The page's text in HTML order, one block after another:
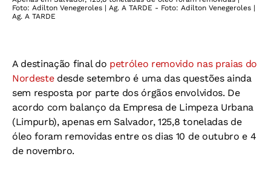
Foto: Adilton Venegeroles | Ag. A TARDE - Foto: Adilton Venegeroles |
Ag. A TARDE
A destinação final do petróleo removido nas praias do
Nordeste desde setembro é uma das questões ainda
sem resposta por parte dos órgãos envolvidos. De
acordo com balanço da Empresa de Limpeza Urbana
(Limpurb), apenas em Salvador, 125,8 toneladas de
óleo foram removidas entre os dias 10 de outubro e 4
de novembro.